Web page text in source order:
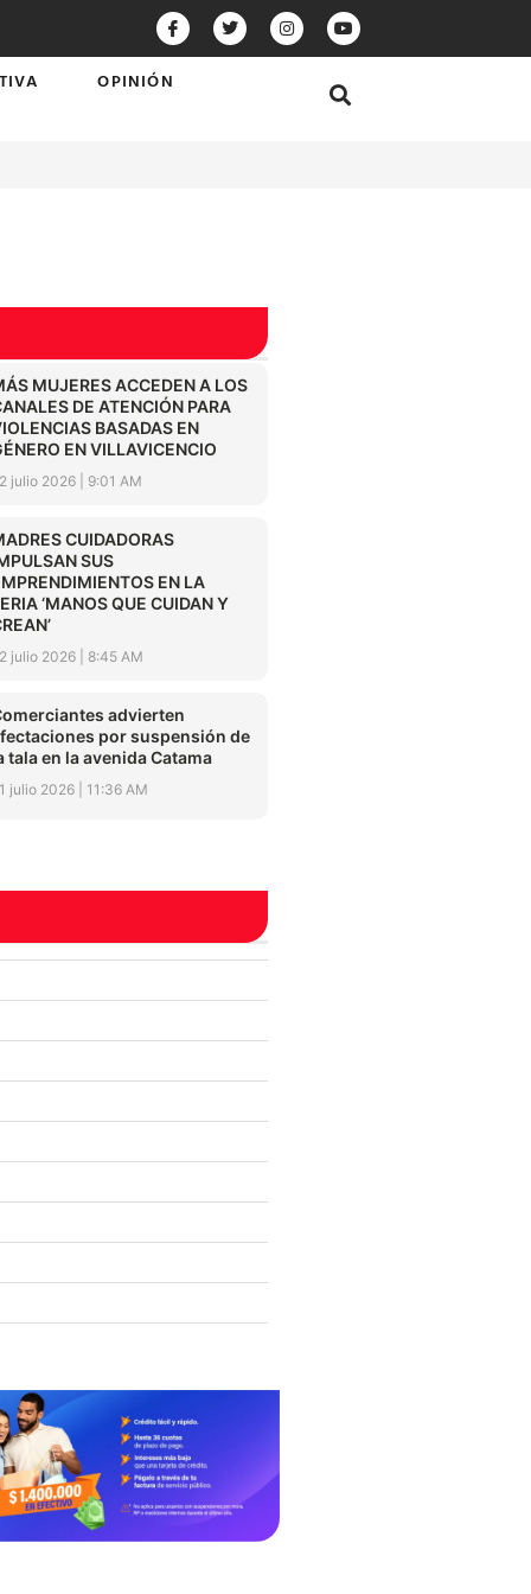
OPINIÓN
MUJERES ACCEDEN A LOS
DE ATENCIÓN PARA
BASADAS EN
EN VILLAVICENCIO
julio 2026 9:01 AM
CUIDADORAS
SUS
EN LA
‘MANOS QUE CUIDAN Y
julio 2026 8:45 AM
advierten
por suspensión de
tala en la avenida Catama
julio 2026 11:36 AM